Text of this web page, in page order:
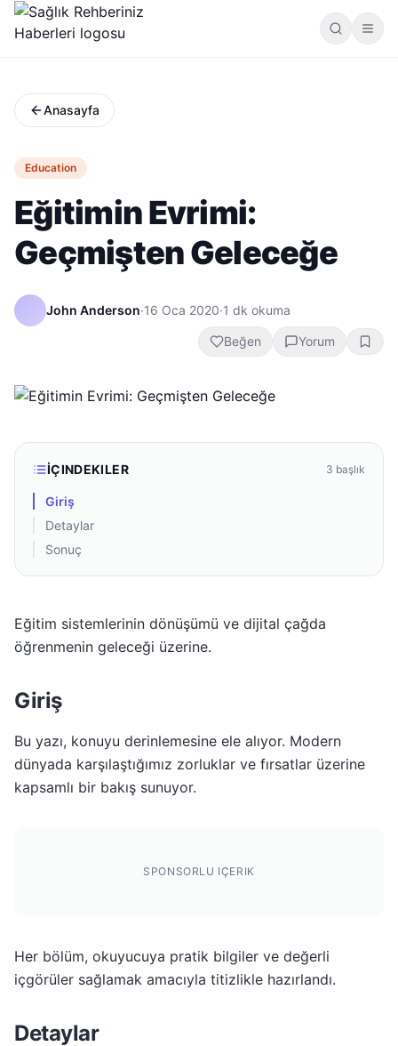
Anasayfa
Education
Eğitimin Evrimi:
Geçmişten Geleceğe
John Anderson·16 Oca 2020·1 dk okuma
Beğen Yorum
İÇINDEKILER 3 başlık
Giriş
Detaylar
Sonuç
Eğitim sistemlerinin dönüşümü ve dijital çağda
öğrenmenin geleceği üzerine.
Giriş
Bu yazı, konuyu derinlemesine ele alıyor. Modern
dünyada karşılaştığımız zorluklar ve fırsatlar üzerine
kapsamlı bir bakış sunuyor.
SPONSORLU IÇERIK
Her bölüm, okuyucuya pratik bilgiler ve değerli
içgörüler sağlamak amacıyla titizlikle hazırlandı.
Detaylar